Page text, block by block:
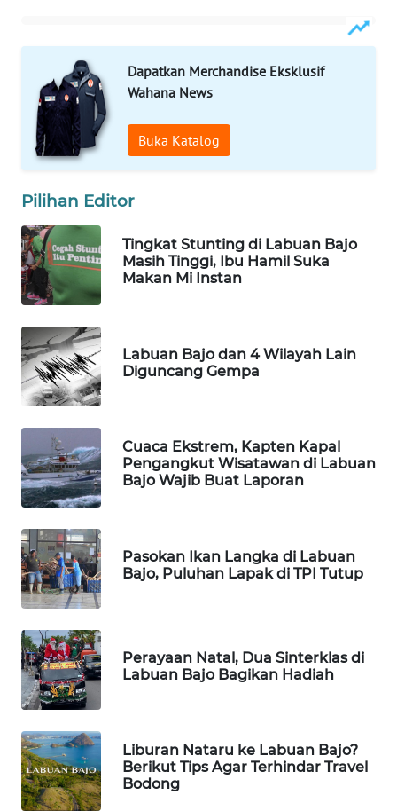
Dapatkan Merchandise Eksklusif
Wahana News
Buka Katalog
Pilihan Editor
Tingkat Stunting di Labuan Bajo
Masih Tinggi, Ibu Hamil Suka
Makan Mi Instan
Labuan Bajo dan 4 Wilayah Lain
Diguncang Gempa
Cuaca Ekstrem, Kapten Kapal
Pengangkut Wisatawan di Labuan
Bajo Wajib Buat Laporan
Pasokan Ikan Langka di Labuan
Bajo, Puluhan Lapak di TPI Tutup
Perayaan Natal, Dua Sinterklas di
Labuan Bajo Bagikan Hadiah
Liburan Nataru ke Labuan Bajo?
Berikut Tips Agar Terhindar Travel
Bodong
WAHANA
KONSUMEN
WAHANA
LISTRIK
TRAVEL
WAHANA
TV
ID
WAHANANEWS
CO ID
WAHANANEWS
NET
WAHANA
SPORT
WAHANA
UMKM
WAHANA
SELEB
WAHANA
WAHANA
OTOMOTIF